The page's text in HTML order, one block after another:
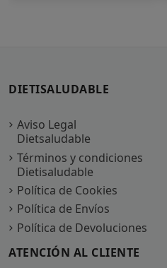
DIETISALUDABLE
Aviso Legal
Dietsaludable
Términos y condiciones
Dietisaludable
Política de Cookies
Política de Envíos
Política de Devoluciones
ATENCIÓN AL CLIENTE